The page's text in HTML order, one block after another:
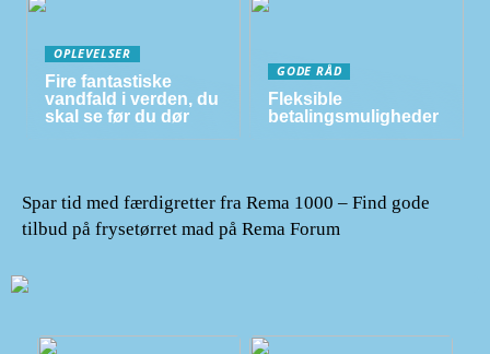
OPLEVELSER
Fire fantastiske
vandfald i verden, du
skal se før du dør
GODE RÅD
Fleksible
betalingsmuligheder
Spar tid med færdigretter fra Rema 1000 – Find gode
tilbud på frysetørret mad på Rema Forum